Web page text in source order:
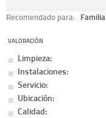
Recomendado para: Familia
VALORACIÓN
Limpieza:
Instalaciones:
Servicio:
Ubicación:
Calidad: